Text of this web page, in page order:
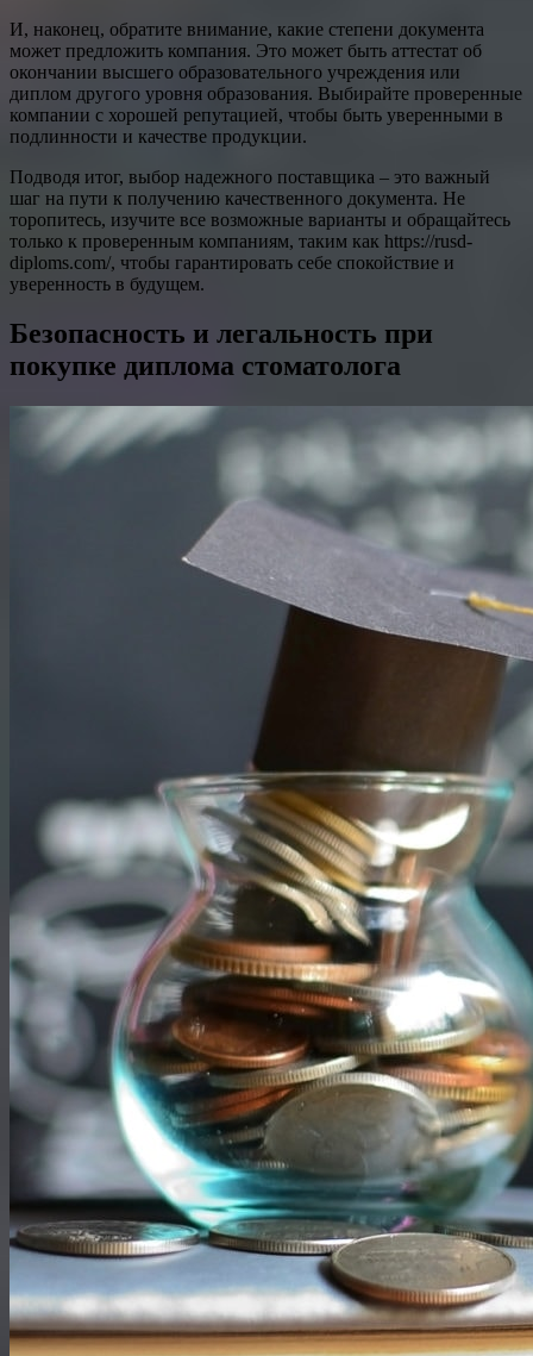
И, наконец, обратите внимание, какие степени документа
может предложить компания. Это может быть аттестат об
окончании высшего образовательного учреждения или
диплом другого уровня образования. Выбирайте проверенные
компании с хорошей репутацией, чтобы быть уверенными в
подлинности и качестве продукции.
Подводя итог, выбор надежного поставщика – это важный
шаг на пути к получению качественного документа. Не
торопитесь, изучите все возможные варианты и обращайтесь
только к проверенным компаниям, таким как https://rusd-
diploms.com/, чтобы гарантировать себе спокойствие и
уверенность в будущем.
Безопасность и легальность при
покупке диплома стоматолога